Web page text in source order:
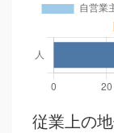
従業上の地